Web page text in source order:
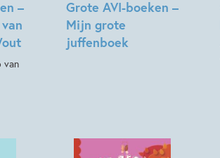
–
van
Grote AVI-boeken –
Mijn grote
juffenboek